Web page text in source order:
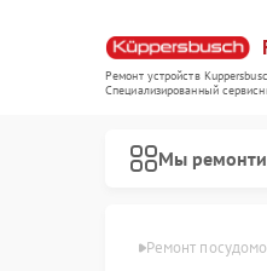
Ремонт устройств
Специализированный
Мы
Ремонт